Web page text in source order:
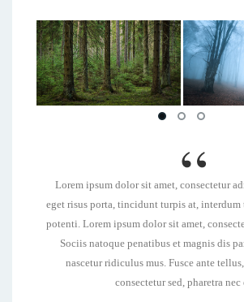
Lorem ipsum dolor sit amet, consectetur
eget risus porta, tincidunt turpis at, interdum
potenti. Lorem ipsum dolor sit amet,
Sociis natoque penatibus et magnis dis
nascetur ridiculus mus. Fusce ante
consectetur sed, pharetra nec